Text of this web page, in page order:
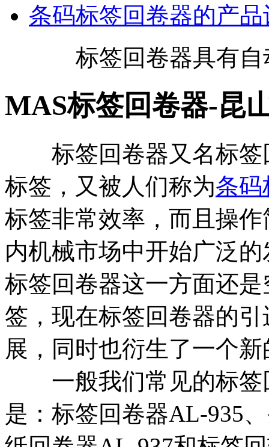
条码标签回卷器的产品
标签回卷器具有自
MAS标签回卷器-昆
标签回卷器又名标签
标签，又被人们称为条码
标签非常效率，而且操
内机械市场中开始广泛
标签回卷器这一方面还
签，现在标签回卷器的
展，同时也衍生了一个
一般我们常见的标签
是：标签回卷器AL-935